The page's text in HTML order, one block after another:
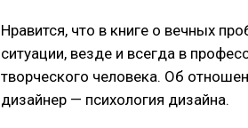
Нравится, что в книге о вечных
ситуации, везде и всегда в
творческого человека. Об
дизайнер — психология дизайна.